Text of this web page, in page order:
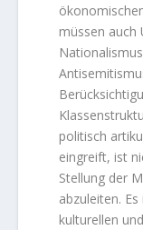
müssen auch
politisch
eingreift, ist
Stellung der
abzuleiten.
kulturellen